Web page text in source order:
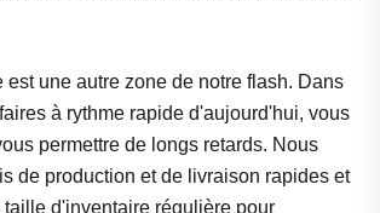
est une autre zone de notre flash. Dans
à rythme rapide d'aujourd'hui, vous
permettre de longs retards. Nous
de production et de livraison rapides et
d'inventaire régulière pour